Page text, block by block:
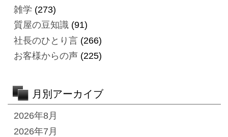
雑学 (273)
質屋の豆知識(91)
社長のひとり言(266)
お客様からの声(225)
月別アーカイブ
2026年8月
2026年7月